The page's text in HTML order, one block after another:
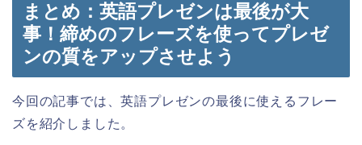
まとめ：英語プレゼンは最後が大
事！締めのフレーズを使ってプレゼ
ンの質をアップさせよう
今回の記事では、英語プレゼンの最後に使えるフレー
ズを紹介しました。